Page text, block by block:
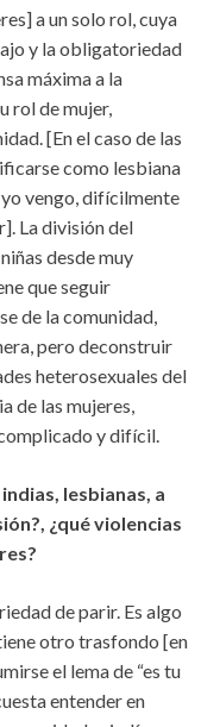
a un solo rol, cuya
y la obligatoriedad
máxima a la
rol de mujer,
[En el caso de las
como lesbiana
vengo, difícilmente
La división del
desde muy
que seguir
de la comunidad,
pero deconstruir
heterosexuales del
de las mujeres,
y difícil.
lesbianas, a
¿qué violencias
de parir. Es algo
otro trasfondo [en
el lema de “es tu
entender en